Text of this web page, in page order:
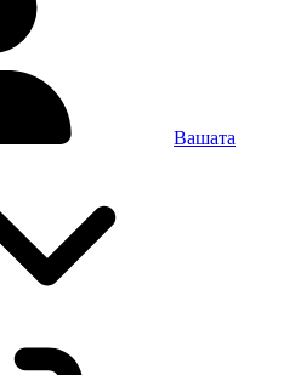
Вашата